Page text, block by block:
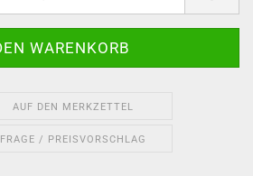
AUF DEN MERKZETTEL
FRAGE / PREISVORSCHLAG